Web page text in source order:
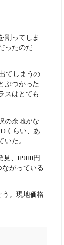
割ってしま
ったのだ
てしまうの
ぶつかった
スはとても
の余地がな
くらい、あ
た。
見、8980円
がっている
う。現地価格